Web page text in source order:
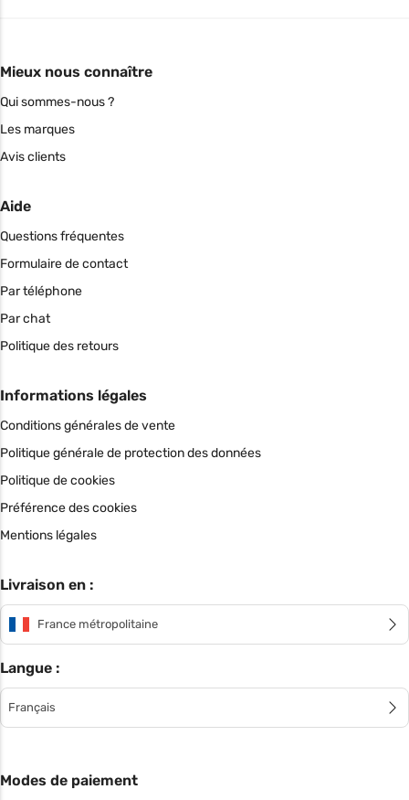
Mieux nous connaître
Qui sommes-nous ?
Les marques
Avis clients
Aide
Questions fréquentes
Formulaire de contact
Par téléphone
Par chat
Politique des retours
Informations légales
Conditions générales de vente
Politique générale de protection des données
Politique de cookies
Préférence des cookies
Mentions légales
Livraison en :
France métropolitaine
Langue :
Français
Modes de paiement